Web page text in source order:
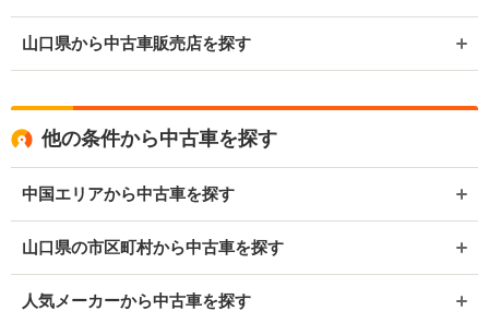
山口県から中古車販売店を探す
他の条件から中古車を探す
中国エリアから中古車を探す
山口県の市区町村から中古車を探す
人気メーカーから中古車を探す